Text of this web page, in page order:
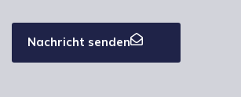
Nachricht senden